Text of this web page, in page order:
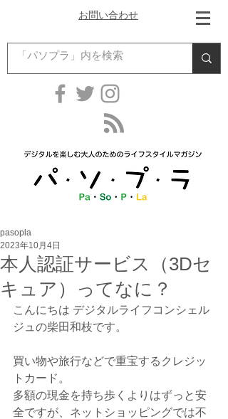
お問い合わせ
本人認証サービス（3Dセ
キュア）ってなに？
pasopla
2023年10月4日
こんにちは デジタルライフコンシェル
ジュの柴田和枝です。
買い物や旅行などで重宝するクレジッ
トカード。
多額の現金を持ち歩くよりはずっと安
全ですが、ネットショッピングでは不